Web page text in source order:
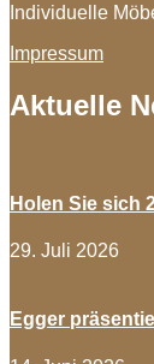
Individuelle
Impressum
Aktuelle
Holen Sie sich
29. Juli 2026
Egger